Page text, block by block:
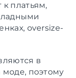
платьям,
оversize-
в
моде, поэтому